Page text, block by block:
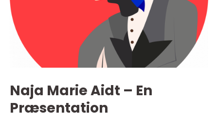
Naja Marie Aidt – En
Præsentation